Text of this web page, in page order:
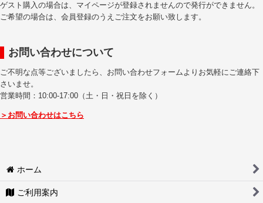
ゲスト購入の場合は、マイページが登録されませんので発行ができません。
ご希望の場合は、会員登録のうえご注文をお願い致します。
お問い合わせについて
ご不明な点等ございましたら、お問い合わせフォームよりお気軽にご連絡下
さいませ。
営業時間：10:00-17:00（土・日・祝日を除く）
＞お問い合わせはこちら
ホーム
ご利用案内